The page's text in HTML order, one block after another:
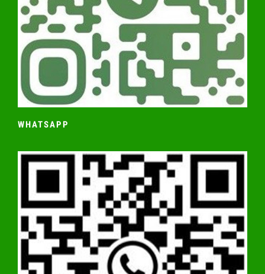
WHATSAPP